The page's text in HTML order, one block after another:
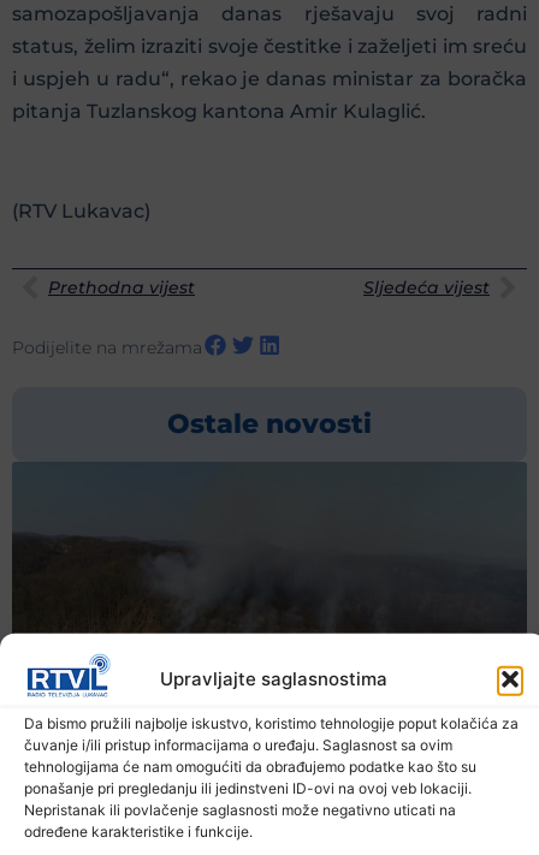
Upravljajte saglasnostima
Da bismo pružili najbolje iskustvo, koristimo tehnologije poput kolačića za
čuvanje i/ili pristup informacijama o uređaju. Saglasnost sa ovim
tehnologijama će nam omogućiti da obrađujemo podatke kao što su
ponašanje pri pregledanju ili jedinstveni ID-ovi na ovoj veb lokaciji.
Nepristanak ili povlačenje saglasnosti može negativno uticati na
određene karakteristike i funkcije.
samozapošljavanja danas rješavaju svoj radni
status, želim izraziti svoje čestitke i zaželjeti im sreću
i uspjeh u radu“, rekao je danas ministar za boračka
pitanja Tuzlanskog kantona Amir Kulaglić.
(RTV Lukavac)
Prethodna vijest Sljedeća vijest
Podijelite na mrežama
Ostale novosti